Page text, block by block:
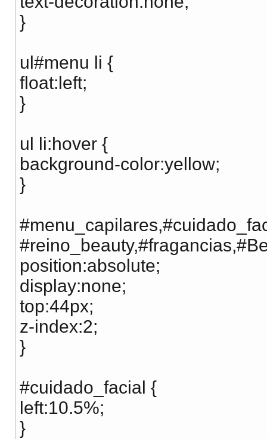
}
ul#menu li {
float:left;
}
ul li:hover {
background-color:yellow;
}
position:absolute;
display:none;
top:44px;
z-index:2;
}
#cuidado_facial {
left:10.5%;
}